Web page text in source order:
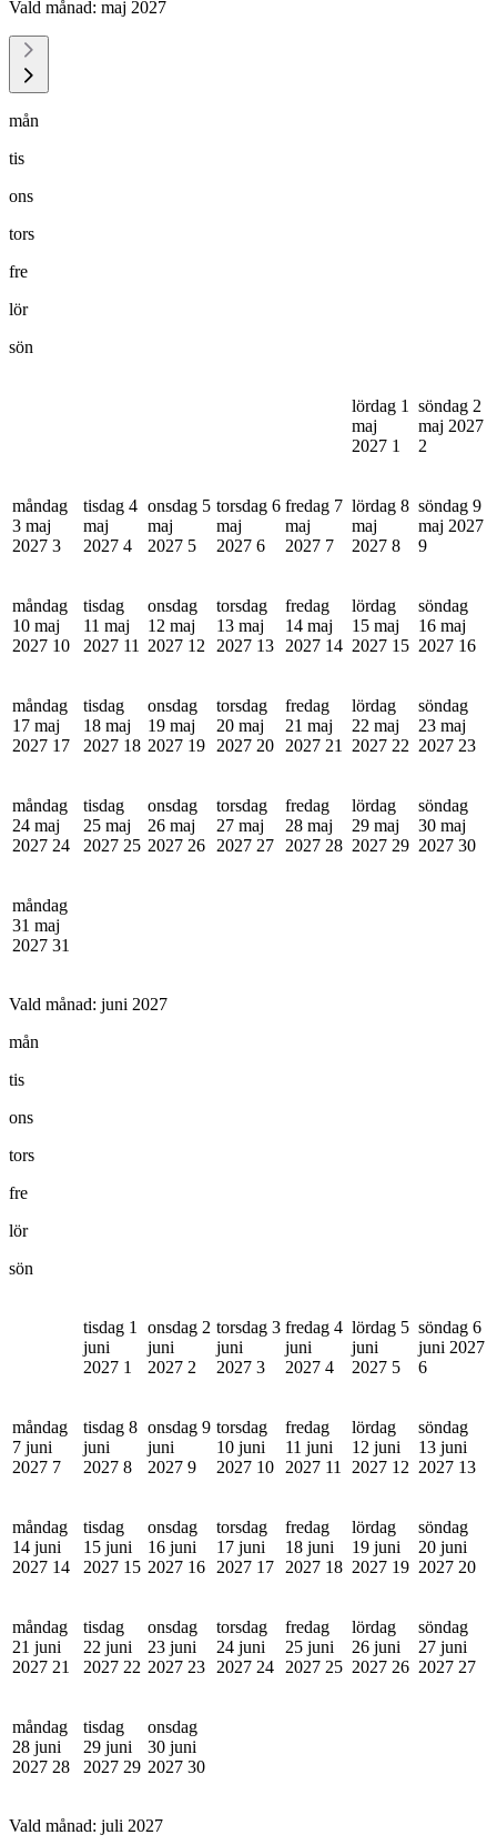
Vald månad: maj 2027
mån
tis
ons
tors
fre
lör
sön
lördag 1
maj
2027 1
söndag 2
maj 2027
2
måndag
3 maj
2027 3
tisdag 4
maj
2027 4
onsdag 5
maj
2027 5
torsdag 6
maj
2027 6
fredag 7
maj
2027 7
lördag 8
maj
2027 8
söndag 9
maj 2027
9
måndag
10 maj
2027 10
tisdag
11 maj
2027 11
onsdag
12 maj
2027 12
torsdag
13 maj
2027 13
fredag
14 maj
2027 14
lördag
15 maj
2027 15
söndag
16 maj
2027 16
måndag
17 maj
2027 17
tisdag
18 maj
2027 18
onsdag
19 maj
2027 19
torsdag
20 maj
2027 20
fredag
21 maj
2027 21
lördag
22 maj
2027 22
söndag
23 maj
2027 23
måndag
24 maj
2027 24
tisdag
25 maj
2027 25
onsdag
26 maj
2027 26
torsdag
27 maj
2027 27
fredag
28 maj
2027 28
lördag
29 maj
2027 29
söndag
30 maj
2027 30
måndag
31 maj
2027 31
Vald månad: juni 2027
mån
tis
ons
tors
fre
lör
sön
tisdag 1
juni
2027 1
onsdag 2
juni
2027 2
torsdag 3
juni
2027 3
fredag 4
juni
2027 4
lördag 5
juni
2027 5
söndag 6
juni 2027
6
måndag
7 juni
2027 7
tisdag 8
juni
2027 8
onsdag 9
juni
2027 9
torsdag
10 juni
2027 10
fredag
11 juni
2027 11
lördag
12 juni
2027 12
söndag
13 juni
2027 13
måndag
14 juni
2027 14
tisdag
15 juni
2027 15
onsdag
16 juni
2027 16
torsdag
17 juni
2027 17
fredag
18 juni
2027 18
lördag
19 juni
2027 19
söndag
20 juni
2027 20
måndag
21 juni
2027 21
tisdag
22 juni
2027 22
onsdag
23 juni
2027 23
torsdag
24 juni
2027 24
fredag
25 juni
2027 25
lördag
26 juni
2027 26
söndag
27 juni
2027 27
måndag
28 juni
2027 28
tisdag
29 juni
2027 29
onsdag
30 juni
2027 30
Vald månad: juli 2027